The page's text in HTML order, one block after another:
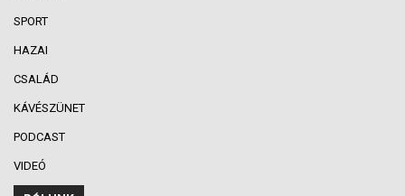
SPORT
HAZAI
CSALÁD
KÁVÉSZÜNET
PODCAST
VIDEÓ